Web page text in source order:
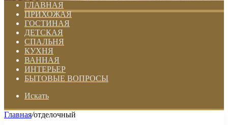
ГЛАВНАЯ
ПРИХОЖАЯ
ГОСТИНАЯ
ДЕТСКАЯ
СПАЛЬНЯ
КУХНЯ
ВАННАЯ
ИНТЕРЬЕР
БЫТОВЫЕ ВОПРОСЫ
Искать
Главная/отделочный